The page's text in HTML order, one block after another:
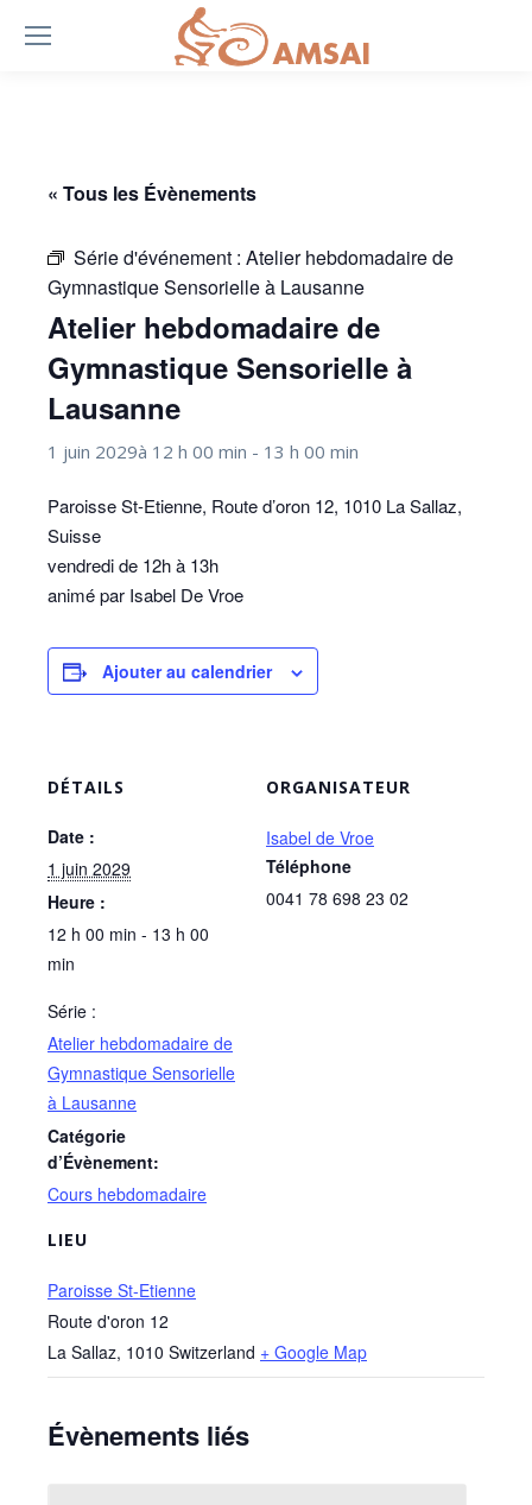
« Tous les Évènements
Série d'événement : Atelier hebdomadaire de
Gymnastique Sensorielle à Lausanne
Atelier hebdomadaire de
Gymnastique Sensorielle à
Lausanne
1 juin 2029à 12 h 00 min - 13 h 00 min
Paroisse St-Etienne, Route d’oron 12, 1010 La Sallaz,
Suisse
vendredi de 12h à 13h
animé par Isabel De Vroe
Ajouter au calendrier
DÉTAILS
Date :
1 juin 2029
Heure :
12 h 00 min - 13 h 00
min
Série :
Atelier hebdomadaire de
Gymnastique Sensorielle
à Lausanne
Catégorie
d’Évènement:
Cours hebdomadaire
LIEU
Paroisse St-Etienne
Route d'oron 12
La Sallaz, 1010 Switzerland + Google Map
ORGANISATEUR
Isabel de Vroe
Téléphone
0041 78 698 23 02
Évènements liés